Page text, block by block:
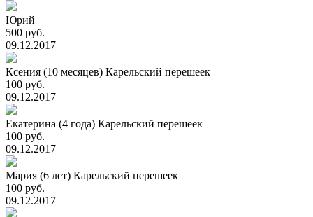
Юрий
500 руб.
09.12.2017
Ксения (10 месяцев) Карельский перешеек
100 руб.
09.12.2017
Екатерина (4 года) Карельский перешеек
100 руб.
09.12.2017
Мария (6 лет) Карельский перешеек
100 руб.
09.12.2017